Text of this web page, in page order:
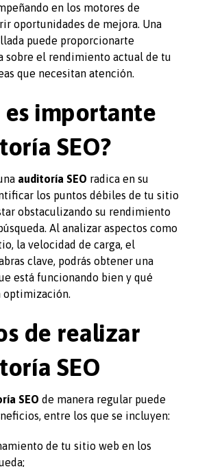
en los motores de
oportunidades de mejora. Una
puede proporcionarte
sobre el rendimiento actual de tu
que necesitan atención.
es importante
SEO?
auditoría SEO radica en su
los puntos débiles de tu sitio
obstaculizando su rendimiento
Al analizar aspectos como
la velocidad de carga, el
clave, podrás obtener una
está funcionando bien y qué
optimización.
de realizar
SEO
SEO de manera regular puede
entre los que se incluyen:
de tu sitio web en los